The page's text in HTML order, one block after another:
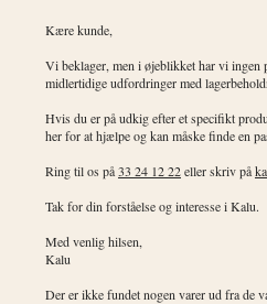
Kære kunde,
Vi beklager, men i øjeblikket har vi
midlertidige udfordringer med
Hvis du er på udkig efter et specifikt
her for at hjælpe og kan måske finde en
Ring til os på33 24 12 22eller skriv på
Tak for din forståelse og interesse i Kalu.
Med venlig hilsen,
Kalu
Der er ikke fundet nogen varer ud fra de